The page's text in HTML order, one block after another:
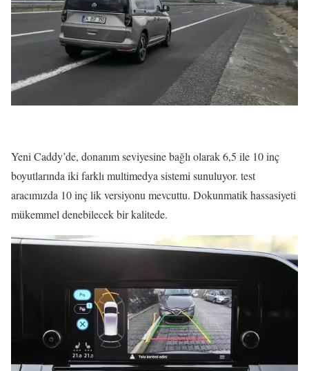
Yeni Caddy’de, donanım seviyesine bağlı olarak 6,5 ile 10 inç
boyutlarında iki farklı multimedya sistemi sunuluyor. test
aracımızda 10 inç lik versiyonu mevcuttu. Dokunmatik hassasiyeti
mükemmel denebilecek bir kalitede.